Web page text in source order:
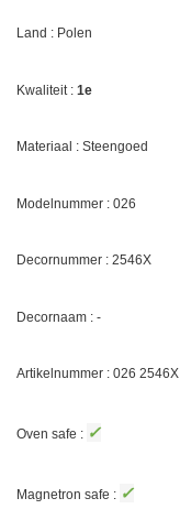
Land : Polen
Kwaliteit : 1e
Materiaal : Steengoed
Modelnummer : 026
Decornummer : 2546X
Decornaam : -
Artikelnummer : 026 2546X
Oven safe : ✓
Magnetron safe : ✓